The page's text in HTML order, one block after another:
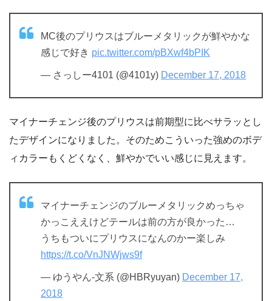
MC後のプリウスはブルーメタリックが鮮やかな
感じで好き pic.twitter.com/pBXwf4bPIK
— さっしー4101 (@4101y) December 17, 2018
マイナーチェンジ後のプリウスは前期型に比べサラッとし
たデザインになりました。そのためこういった強めのボデ
ィカラーもくどくなく、鮮やかでいい感じに見えます。
マイナーチェンジのブルーメタリックめっちゃ
かっこええけどテールは前の方が良かった…
うちもついにプリウスになんのかー楽しみ
https://t.co/VnJNWjws9f
— ゆうやん-文系 (@HBRyuyan) December 17,
2018